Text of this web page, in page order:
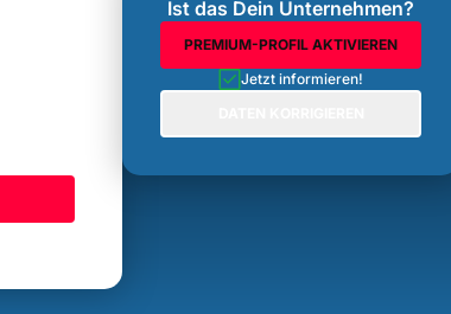
Ist das Dein Unternehmen?
PREMIUM-PROFIL AKTIVIEREN
Jetzt informieren!